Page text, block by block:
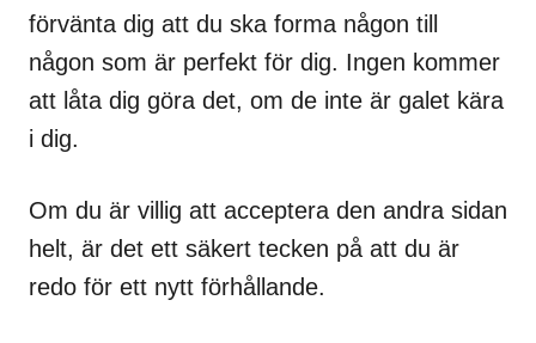
förvänta dig att du ska forma någon till
någon som är perfekt för dig. Ingen kommer
att låta dig göra det, om de inte är galet kära
i dig.
Om du är villig att acceptera den andra sidan
helt, är det ett säkert tecken på att du är
redo för ett nytt förhållande.